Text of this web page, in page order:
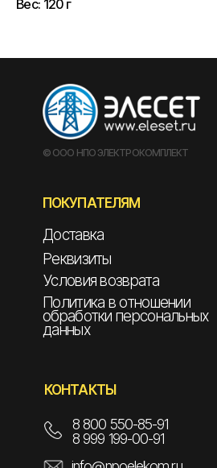
Вес: 120 г
© ООО НПО ЭЛЕКТРОКОМПЛЕКТ
ПОКУПАТЕЛЯМ
Доставка
Реквизиты
Условия возврата
Политика в отношении
обработки персональных
данных
КОНТАКТЫ
8 800 550-85-91
8 999 199-00-91